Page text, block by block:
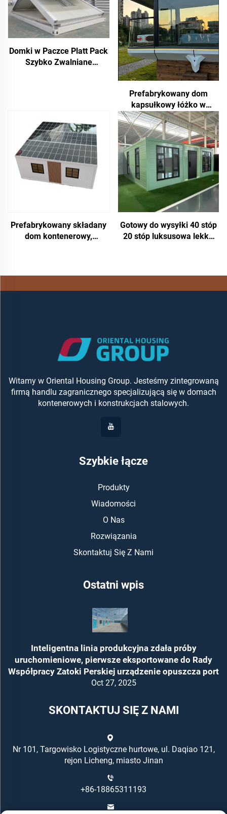
Domki w Paczce Platt Pack
Szybko Zwalniane
Prefabrykowany dom
kapsułkowy łóżko w
kabinie Hotel Kontenerowy
dom kapsułkowy do spania
Na zewnątrz Mobilny
Malutki dom luksusowy
Dom Kapsułkowy
Prefabrykowany składany
dom kontenerowy,
Gotowy do wysyłki 40 stóp
20 stóp luksusowa lekka
Witamy w Oriental Housing Group. Jesteśmy zintegrowaną
firmą handlu zagranicznego specjalizującą się w domach
kontenerowych i konstrukcjach stalowych.
Szybkie łącze
Produkty
Wiadomości
O Nas
Rozwiązania
Skontaktuj Się Z Nami
Ostatni wpis
Inteligentna linia produkcyjna zdała próby
uruchomieniowe, pierwsze eksportowane do Rady
Współpracy Zatoki Perskiej urządzenie opuszcza port
Oct 27, 2025
SKONTAKTUJ SIĘ Z NAMI
Nr 101, Targowisko Logistyczne hurtowe, ul. Daqiao 121,
rejon Licheng, miasto Jinan
+86-18865311193